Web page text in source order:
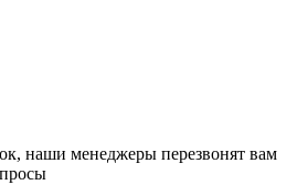
наши менеджеры перезвонят вам